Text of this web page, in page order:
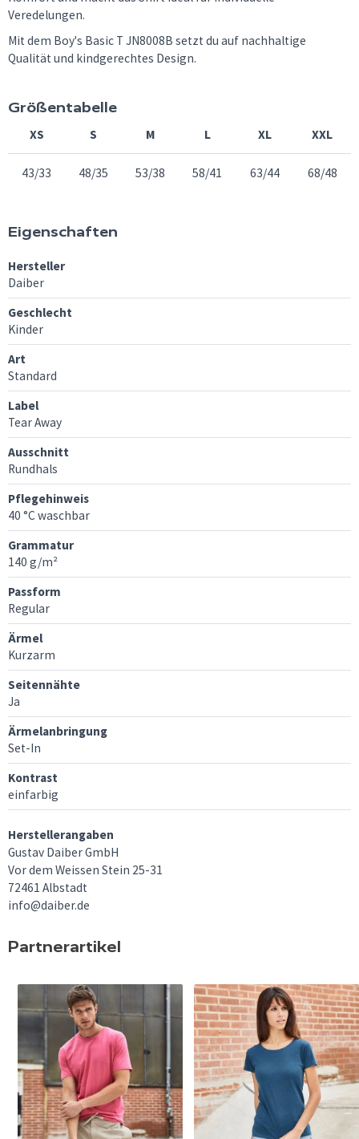
Veredelungen.
Mit dem Boy's Basic T JN8008B setzt du auf nachhaltige
Qualität und kindgerechtes Design.
Größentabelle
XS S M L XL XXL
43/33 48/35 53/38 58/41 63/44 68/48
Eigenschaften
Hersteller
Daiber
Geschlecht
Kinder
Art
Standard
Label
Tear Away
Ausschnitt
Rundhals
Pflegehinweis
40 °C waschbar
Grammatur
140 g/m²
Passform
Regular
Ärmel
Kurzarm
Seitennähte
Ja
Ärmelanbringung
Set-In
Kontrast
einfarbig
Herstellerangaben
Gustav Daiber GmbH
Vor dem Weissen Stein 25-31
72461 Albstadt
info@daiber.de
Partnerartikel